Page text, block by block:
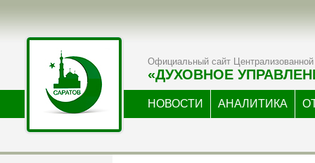
Официальный сайт Централизованной
«ДУХОВНОЕ
НОВОСТИ АНАЛИТИКА